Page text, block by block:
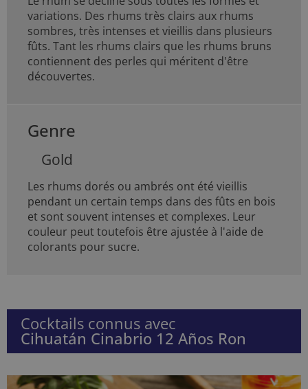
variations. Des rhums très clairs aux rhums
sombres, très intenses et vieillis dans plusieurs
fûts. Tant les rhums clairs que les rhums bruns
contiennent des perles qui méritent d'être
découvertes.
Genre
Gold
Les rhums dorés ou ambrés ont été vieillis
pendant un certain temps dans des fûts en bois
et sont souvent intenses et complexes. Leur
couleur peut toutefois être ajustée à l'aide de
colorants pour sucre.
Cocktails connus avec
Cihuatán Cinabrio 12 Años Ron